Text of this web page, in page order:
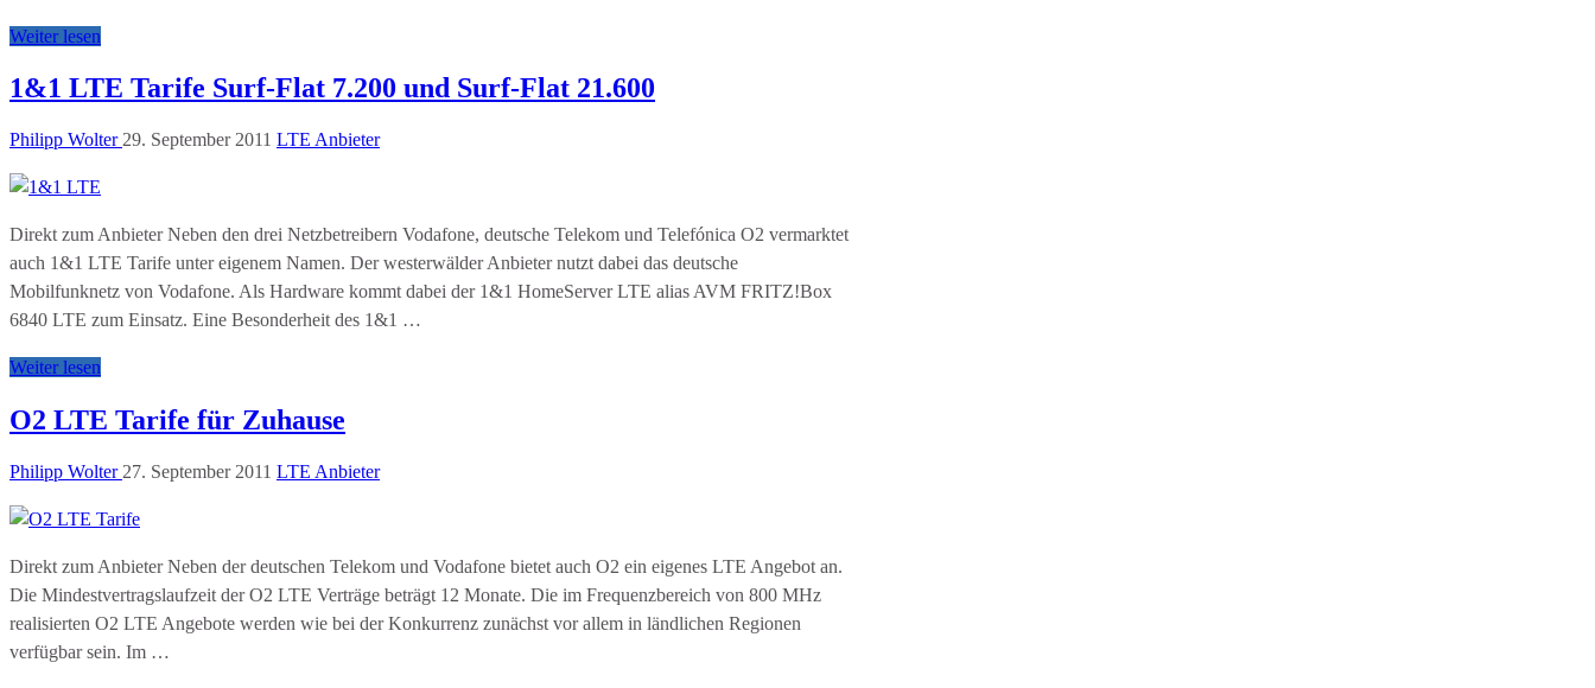
Weiter lesen
1&1 LTE Tarife Surf-Flat 7.200 und Surf-Flat 21.600
Philipp Wolter 29. September 2011 LTE Anbieter
Direkt zum Anbieter Neben den drei Netzbetreibern Vodafone, deutsche Telekom und Telefónica O2 vermarktet
auch 1&1 LTE Tarife unter eigenem Namen. Der westerwälder Anbieter nutzt dabei das deutsche
Mobilfunknetz von Vodafone. Als Hardware kommt dabei der 1&1 HomeServer LTE alias AVM FRITZ!Box
6840 LTE zum Einsatz. Eine Besonderheit des 1&1 …
Weiter lesen
O2 LTE Tarife für Zuhause
Philipp Wolter 27. September 2011 LTE Anbieter
Direkt zum Anbieter Neben der deutschen Telekom und Vodafone bietet auch O2 ein eigenes LTE Angebot an.
Die Mindestvertragslaufzeit der O2 LTE Verträge beträgt 12 Monate. Die im Frequenzbereich von 800 MHz
realisierten O2 LTE Angebote werden wie bei der Konkurrenz zunächst vor allem in ländlichen Regionen
verfügbar sein. Im …